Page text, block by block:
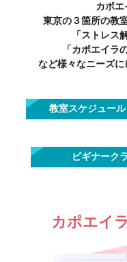
カポエ
東京の３箇所の教
「ストレス
「カポエイラ
など様々なニーズに
教室スケジュール
ビギナーク
カポエイ